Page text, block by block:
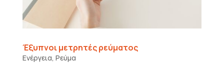
Έξυπνοι μετρητές ρεύματος
Ενέργεια, Ρεύμα